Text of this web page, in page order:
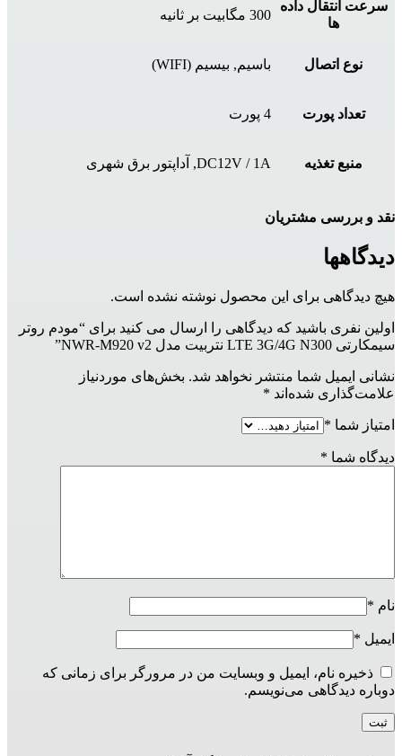
سرعت انتقال داده
ها
300 مگابیت بر ثانیه
نوع اتصال باسیم, بیسیم (WIFI)
تعداد پورت‌ 4 پورت
منبع تغذیه DC12V / 1A, آداپتور برق شهری
نقد و بررسی مشتریان
دیدگاهها
هیچ دیدگاهی برای این محصول نوشته نشده است.
اولین نفری باشید که دیدگاهی را ارسال می کنید برای “مودم روتر
سیمکارتی LTE 3G/4G N300 نتربیت مدل NWR-M920 v2”
نشانی ایمیل شما منتشر نخواهد شد. بخش‌های موردنیاز
علامت‌گذاری شده‌اند *
امتیاز شما *
دیدگاه شما *
نام *
ایمیل *
ذخیره نام، ایمیل و وبسایت من در مرورگر برای زمانی که
دوباره دیدگاهی می‌نویسم.